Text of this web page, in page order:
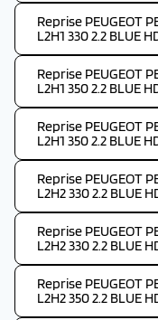
Reprise PEUGEOT
L2H1 330 2.2 BLUE
Reprise PEUGEOT
L2H1 350 2.2 BLUE
Reprise PEUGEOT
L2H1 350 2.2 BLUE
Reprise PEUGEOT
L2H2 330 2.2 BLUE
Reprise PEUGEOT
L2H2 330 2.2 BLUE
Reprise PEUGEOT
L2H2 350 2.2 BLUE